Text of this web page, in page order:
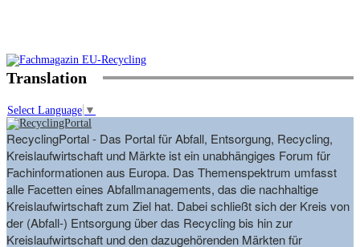
Translation
Select Language ▼
RecyclingPortal - Das Portal für Abfall, Entsorgung, Recycling,
Kreislaufwirtschaft und Märkte ist ein unabhängiges Forum für
Fachinformationen aus Europa. Das Themenspektrum umfasst
alle Facetten eines Abfallmanagements, das die nachhaltige
Kreislaufwirtschaft zum Ziel hat. Dabei schließt sich der Kreis von
der (Abfall-) Entsorgung über das Recycling bis hin zur
Kreislaufwirtschaft und den dazugehörenden Märkten für